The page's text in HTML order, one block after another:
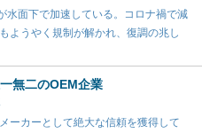
水面下で加速している。コロナ禍で減
ようやく規制が解かれ、復調の兆し
無二のOEM企業
ーカーとして絶大な信頼を獲得して